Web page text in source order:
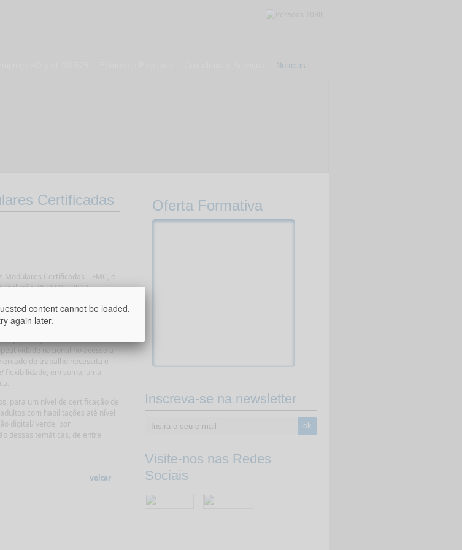
Notícias
Certificadas
Certificadas – FMC, é
PESSOAS 2030,
crescer, (Re)qualificação de
e transições profissionais”,
qualificações e competências
nacional no acesso a
de trabalho necessita e
flexibilidade, em suma, uma
para um nível de certificação de
com habilitações até nível
digital/ verde, por
dessas temáticas, de entre
voltar
Oferta Formativa
Inscreva-se na newsletter
ok
Visite-nos nas Redes
Sociais
content cannot be loaded.
again later.